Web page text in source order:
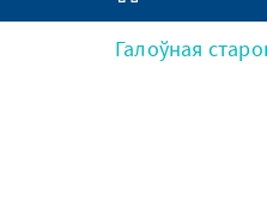
Галоўная